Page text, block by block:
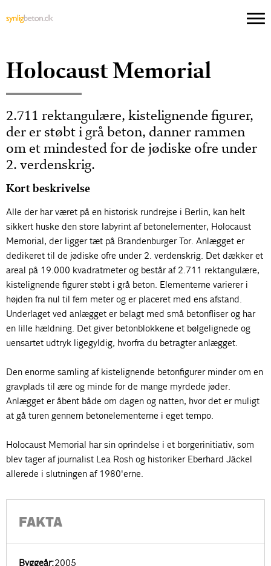
Holocaust Memorial
2.711 rektangulære, kistelignende figurer,
der er støbt i grå beton, danner rammen
om et mindested for de jødiske ofre under
2. verdenskrig.
Kort beskrivelse
Alle der har været på en historisk rundrejse i Berlin, kan helt
sikkert huske den store labyrint af betonelementer, Holocaust
Memorial, der ligger tæt på Brandenburger Tor. Anlægget er
dedikeret til de jødiske ofre under 2. verdenskrig. Det dækker et
areal på 19.000 kvadratmeter og består af 2.711 rektangulære,
kistelignende figurer støbt i grå beton. Elementerne varierer i
højden fra nul til fem meter og er placeret med ens afstand.
Underlaget ved anlægget er belagt med små betonfliser og har
en lille hældning. Det giver betonblokkene et bølgelignede og
uensartet udtryk ligegyldig, hvorfra du betragter anlægget.
Den enorme samling af kistelignende betonfigurer minder om en
gravplads til ære og minde for de mange myrdede jøder.
Anlægget er åbent både om dagen og natten, hvor det er muligt
at gå turen gennem betonelementerne i eget tempo.
Holocaust Memorial har sin oprindelse i et borgerinitiativ, som
blev tager af journalist Lea Rosh og historiker Eberhard Jäckel
allerede i slutningen af ​​1980'erne.
FAKTA
Byggeår:2005